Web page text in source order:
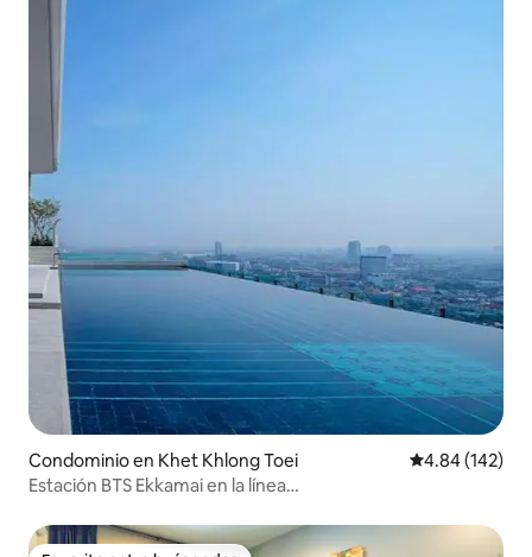
Condominio en Khet Khlong Toei Calificación
4.84 (142)
Estación BTS Ekkamai en la línea
piso 32 / Gran centro comercial y supermercado /